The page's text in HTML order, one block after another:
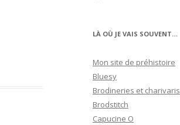
LÀ OÙ JE VAIS SOUVENT…
Mon site de préhistoire
Bluesy
Brodineries et charivaris
Brodstitch
Capucine O